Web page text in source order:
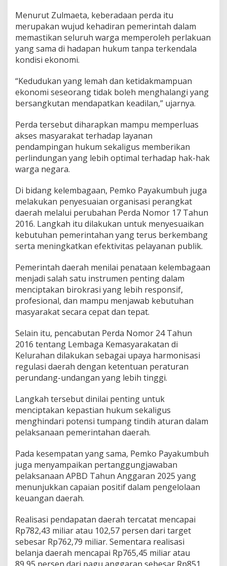
Menurut Zulmaeta, keberadaan perda itu
merupakan wujud kehadiran pemerintah dalam
memastikan seluruh warga memperoleh perlakuan
yang sama di hadapan hukum tanpa terkendala
kondisi ekonomi.
“Kedudukan yang lemah dan ketidakmampuan
ekonomi seseorang tidak boleh menghalangi yang
bersangkutan mendapatkan keadilan,” ujarnya.
Perda tersebut diharapkan mampu memperluas
akses masyarakat terhadap layanan
pendampingan hukum sekaligus memberikan
perlindungan yang lebih optimal terhadap hak-hak
warga negara.
Di bidang kelembagaan, Pemko Payakumbuh juga
melakukan penyesuaian organisasi perangkat
daerah melalui perubahan Perda Nomor 17 Tahun
2016. Langkah itu dilakukan untuk menyesuaikan
kebutuhan pemerintahan yang terus berkembang
serta meningkatkan efektivitas pelayanan publik.
Pemerintah daerah menilai penataan kelembagaan
menjadi salah satu instrumen penting dalam
menciptakan birokrasi yang lebih responsif,
profesional, dan mampu menjawab kebutuhan
masyarakat secara cepat dan tepat.
Selain itu, pencabutan Perda Nomor 24 Tahun
2016 tentang Lembaga Kemasyarakatan di
Kelurahan dilakukan sebagai upaya harmonisasi
regulasi daerah dengan ketentuan peraturan
perundang-undangan yang lebih tinggi.
Langkah tersebut dinilai penting untuk
menciptakan kepastian hukum sekaligus
menghindari potensi tumpang tindih aturan dalam
pelaksanaan pemerintahan daerah.
Pada kesempatan yang sama, Pemko Payakumbuh
juga menyampaikan pertanggungjawaban
pelaksanaan APBD Tahun Anggaran 2025 yang
menunjukkan capaian positif dalam pengelolaan
keuangan daerah.
Realisasi pendapatan daerah tercatat mencapai
Rp782,43 miliar atau 102,57 persen dari target
sebesar Rp762,79 miliar. Sementara realisasi
belanja daerah mencapai Rp765,45 miliar atau